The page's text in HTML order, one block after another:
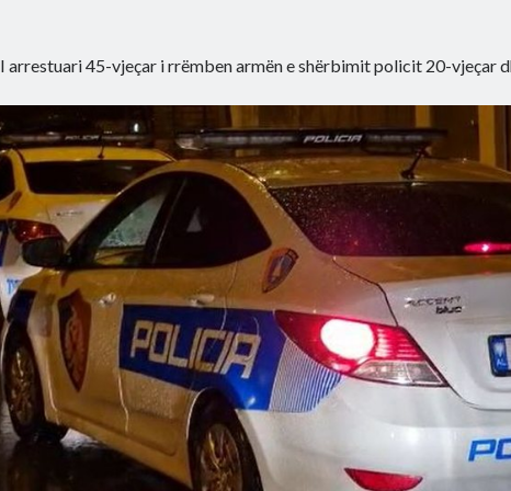
I arrestuari 45-vjeçar i rrëmben armën e shërbimit policit 20-vjeçar